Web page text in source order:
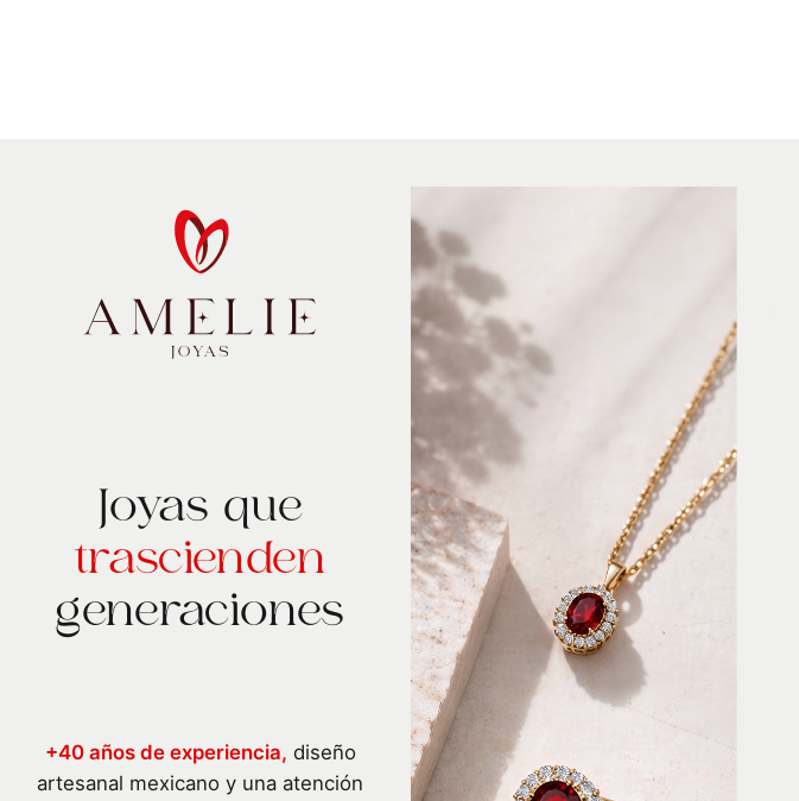
Joyas que
trascienden
generaciones
+40 años de experiencia, diseño
artesanal mexicano y una atención